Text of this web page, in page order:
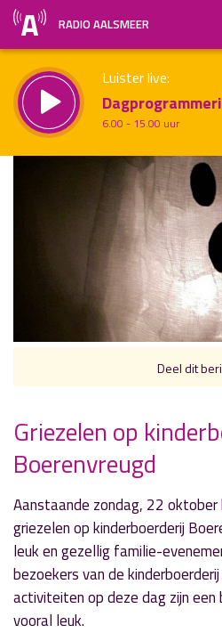
RADIO AALSMEER
Luister live:
6.00 - 15.00 uur
uur 1 van
Deel dit
« Vorig nieuwsbericht
Workshop historische
15 oktober 2017
» Volgend nieuwsbericht
Samen muziek maken met
Jeugdorkest
16 oktober 2017
Griezelen op
Boerenvreugd
Aanstaande zondag, 22 oktober
griezelen op kinderboerderij
leuk en gezellig familie-
bezoekers van de
activiteiten op deze dag zijn
vooral leuk.